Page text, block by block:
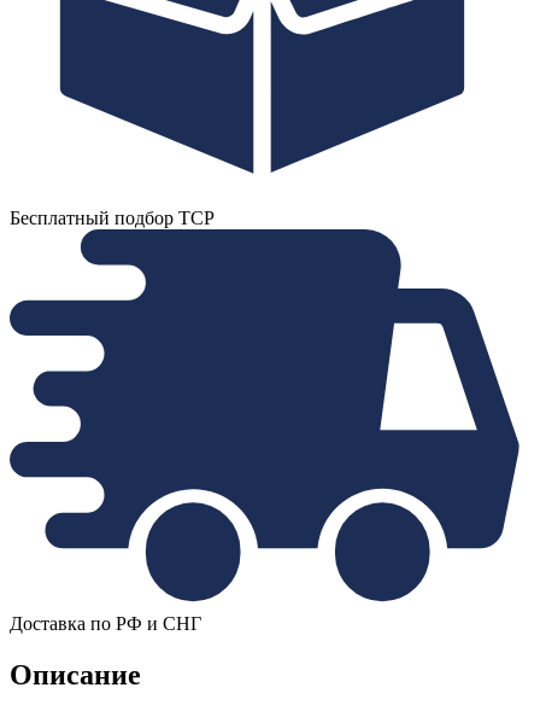
Бесплатный подбор ТСР
Доставка по РФ и СНГ
Описание